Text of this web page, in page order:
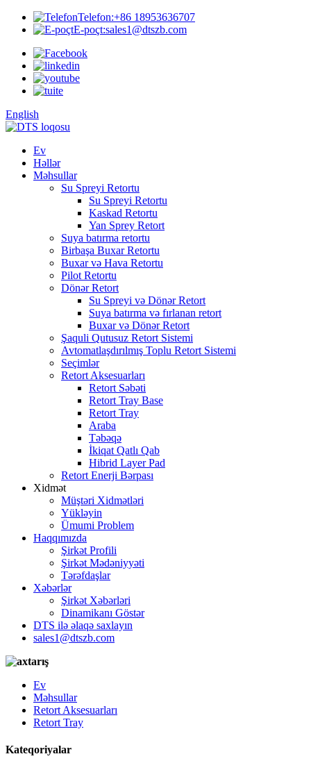
Telefon:+86 18953636707
E-poçt:sales1@dtszb.com
English
Ev
Həllər
Məhsullar
Su Spreyi Retortu
Su Spreyi Retortu
Kaskad Retortu
Yan Sprey Retort
Suya batırma retortu
Birbaşa Buxar Retortu
Buxar və Hava Retortu
Pilot Retortu
Dönər Retort
Su Spreyi və Dönər Retort
Suya batırma və fırlanan retort
Buxar və Dönər Retort
Şaquli Qutusuz Retort Sistemi
Avtomatlaşdırılmış Toplu Retort Sistemi
Seçimlər
Retort Aksesuarları
Retort Səbəti
Retort Tray Base
Retort Tray
Araba
Təbəqə
İkiqat Qatlı Qab
Hibrid Layer Pad
Retort Enerji Bərpası
Xidmət
Müştəri Xidmətləri
Yükləyin
Ümumi Problem
Haqqımızda
Şirkət Profili
Şirkət Mədəniyyəti
Tərəfdaşlar
Xəbərlər
Şirkət Xəbərləri
Dinamikanı Göstər
DTS ilə əlaqə saxlayın
sales1@dtszb.com
Ev
Məhsullar
Retort Aksesuarları
Retort Tray
Kateqoriyalar